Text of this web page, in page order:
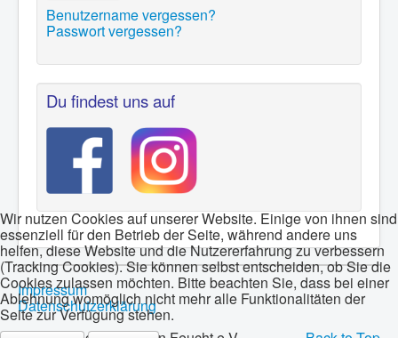
Benutzername vergessen?
Passwort vergessen?
Du findest uns auf
Impressum
Datenschutzerklärung
Wir nutzen Cookies auf unserer Website. Einige von ihnen sind
essenziell für den Betrieb der Seite, während andere uns
helfen, diese Website und die Nutzererfahrung zu verbessern
(Tracking Cookies). Sie können selbst entscheiden, ob Sie die
Cookies zulassen möchten. Bitte beachten Sie, dass bei einer
Ablehnung womöglich nicht mehr alle Funktionalitäten der
Seite zur Verfügung stehen.